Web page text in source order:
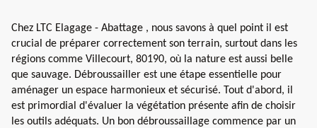
Chez LTC Elagage - Abattage , nous savons à quel point il est
crucial de préparer correctement son terrain, surtout dans les
régions comme Villecourt, 80190, où la nature est aussi belle
que sauvage. Débroussailler est une étape essentielle pour
aménager un espace harmonieux et sécurisé. Tout d'abord, il
est primordial d'évaluer la végétation présente afin de choisir
les outils adéquats. Un bon débroussaillage commence par un